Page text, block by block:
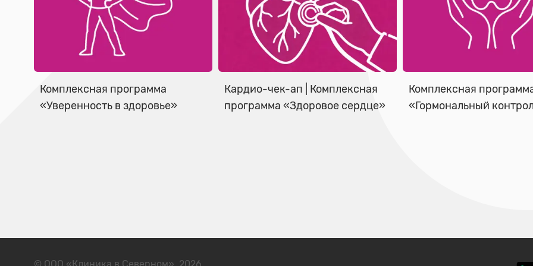
Комплексная программа
«Уверенность в здоровье»
Кардио-чек-ап | Комплексная
программа «Здоровое сердце»
Комплексная
«Гормональный